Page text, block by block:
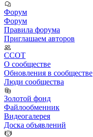
Форум
Форум
Правила форума
Приглашаем авторов
ССОТ
О сообществе
Обновления в сообществе
Люди сообщества
Золотой фонд
Файлообменник
Видеогалерея
Доска объявлений